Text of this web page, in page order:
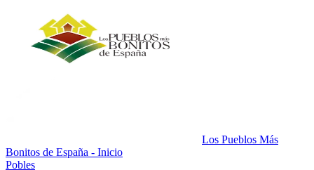
Los Pueblos Más
Bonitos de España - Inicio
Pobles